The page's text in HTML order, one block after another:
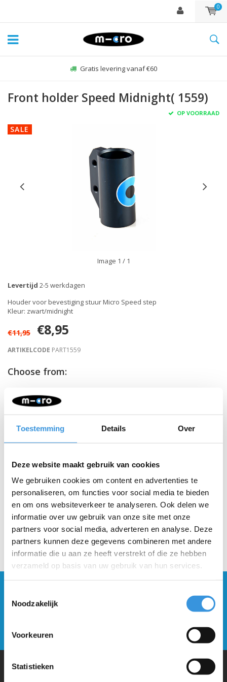
Toestemming Details Over
Deze website maakt gebruik van cookies
We gebruiken cookies om content en advertenties te
personaliseren, om functies voor social media te bieden
en om ons websiteverkeer te analyseren. Ook delen we
informatie over uw gebruik van onze site met onze
partners voor social media, adverteren en analyse. Deze
partners kunnen deze gegevens combineren met andere
informatie die u aan ze heeft verstrekt of die ze hebben
verzameld op basis van uw gebruik van hun services.
Noodzakelijk
Voorkeuren
Statistieken
0
Gratis levering vanaf €60
Front holder Speed Midnight( 1559)
OP VOORRAAD
SALE
Image 1 / 1
Levertijd 2-5 werkdagen
Houder voor bevestiging stuur Micro Speed step
Kleur: zwart/midnight
€11,95 €8,95
ARTIKELCODE PART1559
Choose from:
-
Gratis verzending vanaf €60
Beschrijving
nieuwsbrief
Verstuur